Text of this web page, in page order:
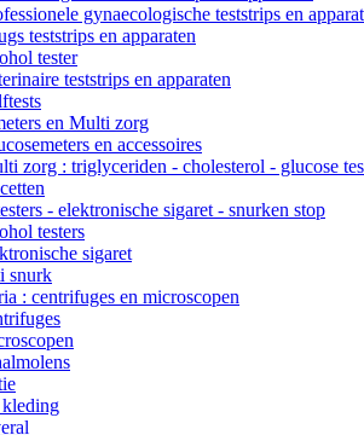
gynaecologische teststrips en
teststrips en apparaten
tester
teststrips en apparaten
en Multi zorg
en accessoires
zorg : triglyceriden - cholesterol - glucose
- elektronische sigaret - snurken stop
testers
sigaret
snurk
: centrifuges en microscopen
kleding